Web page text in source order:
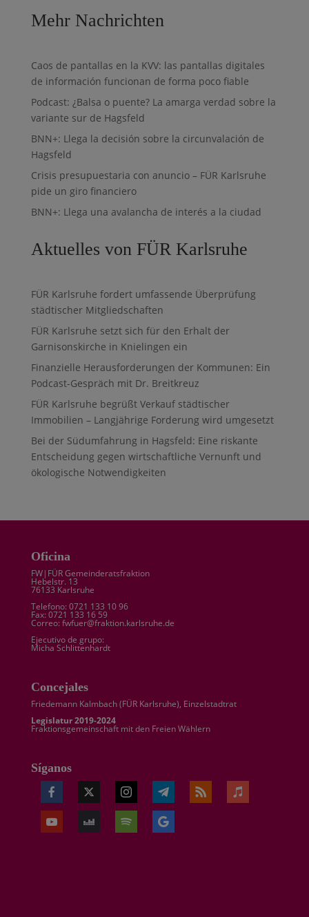
Mehr Nachrichten
Caos de pantallas en la KVV: las pantallas digitales
de información funcionan de forma poco fiable
Podcast: ¿Balsa o puente? La amarga verdad sobre la
variante sur de Hagsfeld
BNN+: Llega la decisión sobre la circunvalación de
Hagsfeld
Crisis presupuestaria con anuncio – FÜR Karlsruhe
pide un giro financiero
BNN+: Llega una avalancha de interés a la ciudad
Aktuelles von FÜR Karlsruhe
FÜR Karlsruhe fordert umfassende Überprüfung
städtischer Mitgliedschaften
FÜR Karlsruhe setzt sich für den Erhalt der
Garnisonskirche in Knielingen ein
Finanzielle Herausforderungen der Kommunen: Ein
Podcast-Gespräch mit Dr. Breitkreuz
FÜR Karlsruhe begrüßt Verkauf städtischer
Immobilien – Langjährige Forderung wird umgesetzt
Bei der Südumfahrung in Hagsfeld: Eine riskante
Entscheidung gegen wirtschaftliche Vernunft und
ökologische Notwendigkeiten
Oficina
FW|FÜR Gemeinderatsfraktion
Hebelstr. 13
76133 Karlsruhe
Telefono: 0721 133 10 96
Fax: 0721 133 16 59
Correo: fwfuer@fraktion.karlsruhe.de
Ejecutivo de grupo:
Micha Schlittenhardt
Concejales
Friedemann Kalmbach (FÜR Karlsruhe), Einzelstadtrat
Legislatur 2019-2024
Fraktionsgemeinschaft mit den Freien Wählern
Síganos